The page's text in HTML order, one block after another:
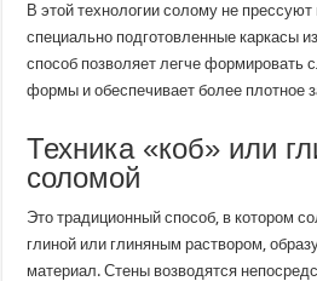
В этой технологии солому не
специально подготовленные каркасы
способ позволяет легче формировать
формы и обеспечивает более плотное
Техника «коб» или
соломой
Это традиционный способ, в котором
глиной или глиняным раствором,
материал. Стены возводятся